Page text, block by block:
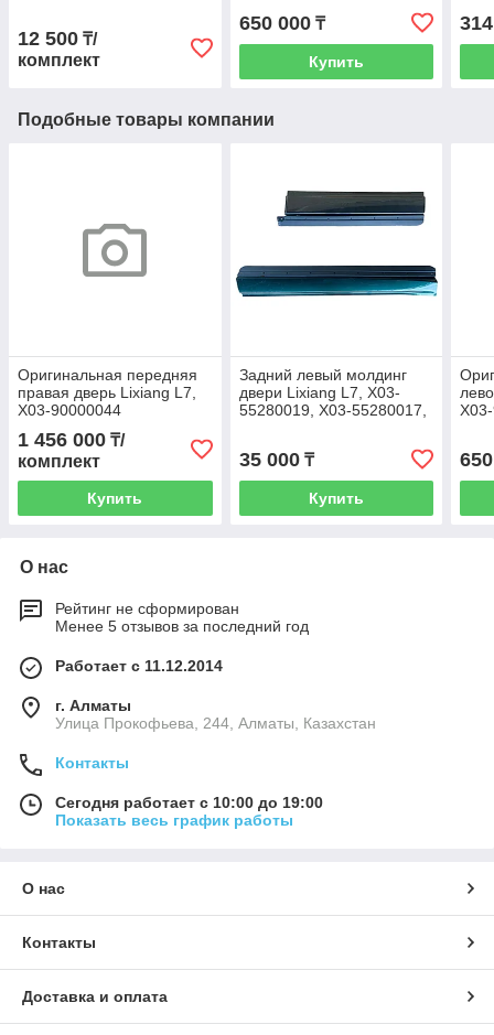
12 500 ₸/
комплект
650 000₸
Купить
Подобные товары компании
Оригинальная передняя
правая дверь Lixiang L7,
X03-90000044
1 456 000 ₸/
комплект
Купить
Задний левый молдинг
двери Lixiang L7, X03-
55280019, X03-55280017,
35 000₸
Купить
О нас
Рейтинг не сформирован
Менее 5 отзывов за последний год
Работает с 11.12.2014
г. Алматы
​Улица Прокофьева, 244, Алматы, Казахстан
Контакты
Сегодня работает с 10:00 до 19:00
Показать весь график работы
О нас
Контакты
Доставка и оплата